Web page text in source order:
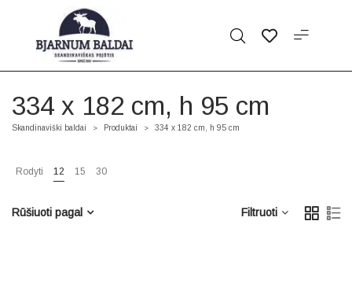
334 x 182 cm, h 95 cm
Skandinaviški baldai > Produktai > 334 x 182 cm, h 95 cm
Rodyti 12 15 30
Filtruoti
Rūšiuoti pagal